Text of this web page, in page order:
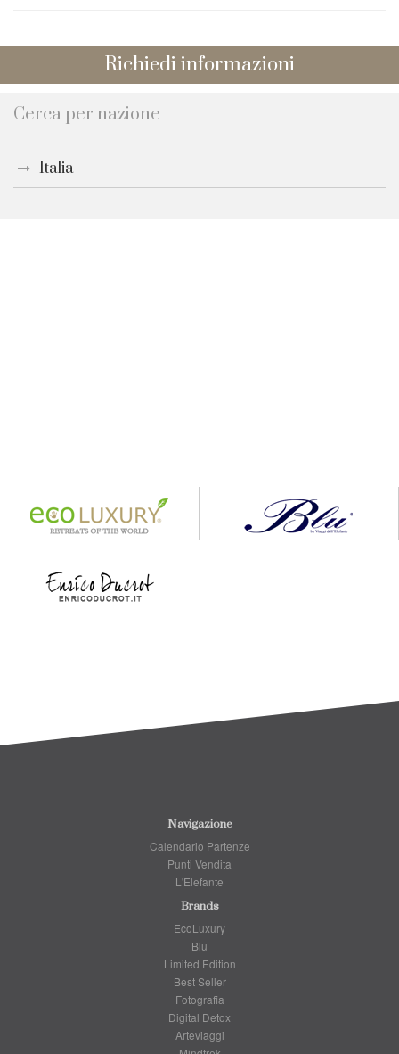
Richiedi informazioni
Cerca per nazione
Italia
Navigazione
Calendario Partenze
Punti Vendita
L'Elefante
Brands
EcoLuxury
Blu
Limited Edition
Best Seller
Fotografia
Digital Detox
Arteviaggi